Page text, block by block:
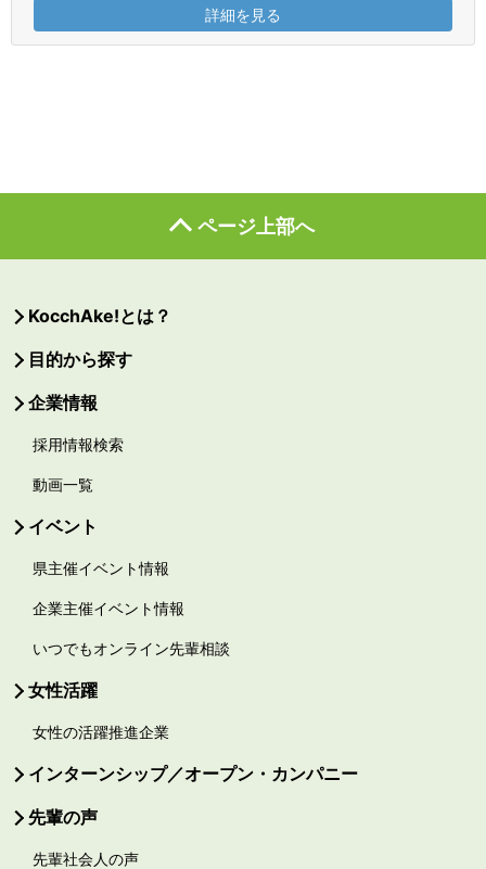
詳細を見る
ページ上部へ
KocchAke!とは？
目的から探す
企業情報
採用情報検索
動画一覧
イベント
県主催イベント情報
企業主催イベント情報
いつでもオンライン先輩相談
女性活躍
女性の活躍推進企業
インターンシップ／オープン・カンパニー
先輩の声
先輩社会人の声